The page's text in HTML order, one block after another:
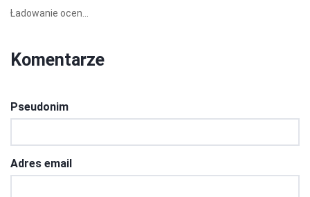
Ładowanie ocen...
Komentarze
Pseudonim
Adres email